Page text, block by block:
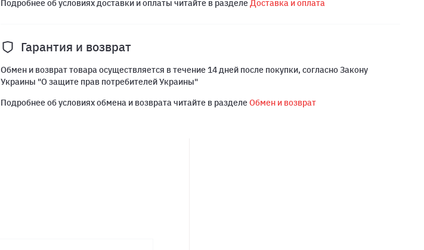
Подробнее об условиях доставки и оплаты читайте в разделеДоставка и оплата
Гарантия и возврат
Обмен и возврат товара осуществляется в течение 14 дней после покупки, согласно Закону
Украины "О защите прав потребителей Украины"
Подробнее об условиях обмена и возврата читайте в разделеОбмен и возврат